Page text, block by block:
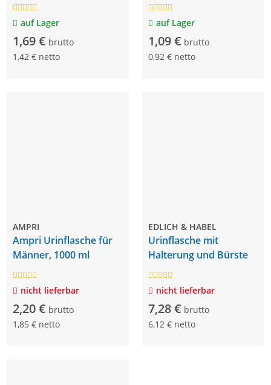
auf Lager
1,69 € brutto
1,42 € netto
auf Lager
1,09 € brutto
0,92 € netto
AMPRI
Ampri Urinflasche für
Männer, 1000 ml
nicht lieferbar
2,20 € brutto
1,85 € netto
EDLICH & HABEL
Urinflasche mit
Halterung und Bürste
nicht lieferbar
7,28 € brutto
6,12 € netto